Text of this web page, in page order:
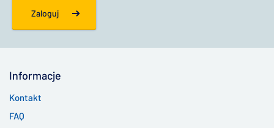
Zaloguj
Informacje
Kontakt
FAQ